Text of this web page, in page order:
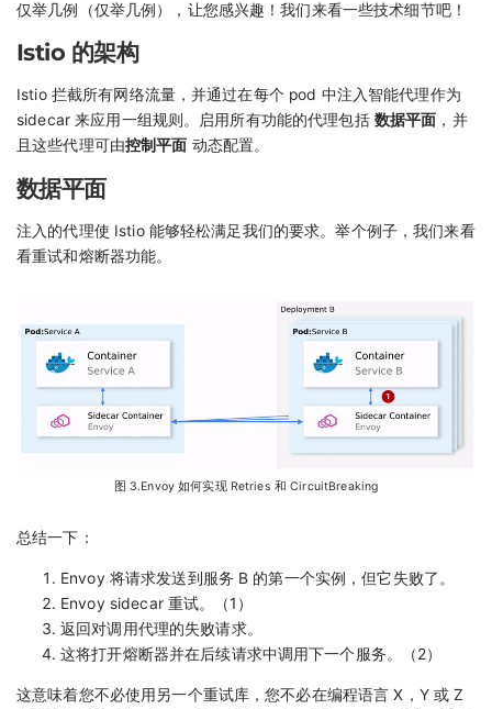
仅举几例（仅举几例），让您感兴趣！我们来看一些技术细节吧！
Istio 的架构
Istio 拦截所有网络流量，并通过在每个 pod 中注入智能代理作为
sidecar 来应用一组规则。启用所有功能的代理包括 数据平面 ，并
且这些代理可由控制平面 动态配置。
数据平面
注入的代理使 Istio 能够轻松满足我们的要求。举个例子，我们来看
看重试和熔断器功能。
图 3.Envoy 如何实现 Retries 和 CircuitBreaking
总结一下：
Envoy 将请求发送到服务 B 的第一个实例，但它失败了。
Envoy sidecar 重试。（1）
返回对调用代理的失败请求。
这将打开熔断器并在后续请求中调用下一个服务。（2）
这意味着您不必使用另一个重试库，您不必在编程语言 X，Y 或 Z